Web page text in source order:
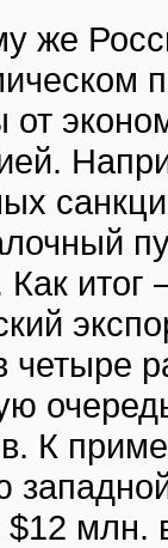
же
от
Как
четыре
К
$12 млн.